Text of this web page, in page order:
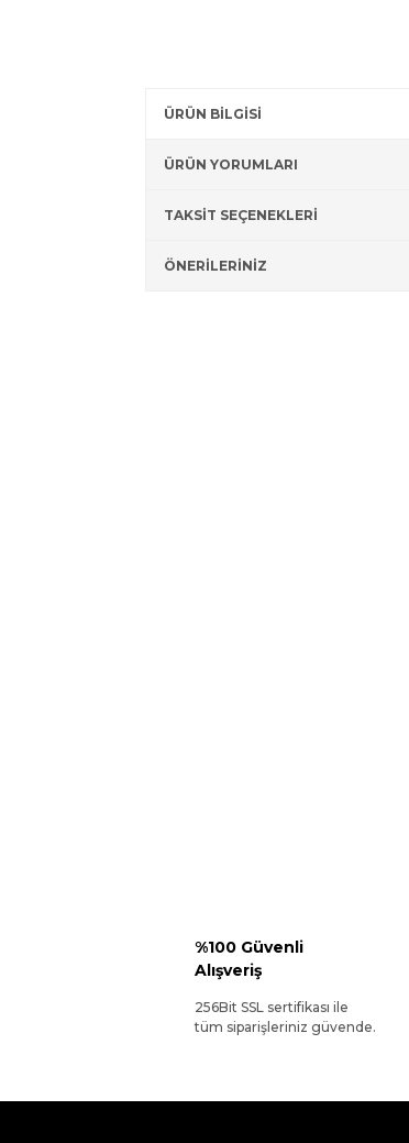
ÜRÜN BİLGİSİ
ÜRÜN YORUMLARI
TAKSİT SEÇENEKLERİ
ÖNERİLERİNİZ
%100 Güvenli
Alışveriş
256Bit SSL sertifikası ile
tüm siparişleriniz güvende.